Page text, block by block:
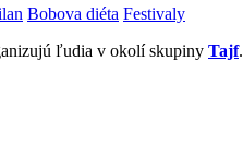
Bobova diéta Festivaly
ľudia v okolí skupiny Tajf.